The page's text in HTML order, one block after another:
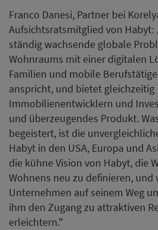
Franco Danesi, Partner bei
Aufsichtsratsmitglied von Habyt:
ständig wachsende globale
Wohnraums mit einer digitalen
Familien und mobile
anspricht, und bietet gleichzeitig
Immobilienentwicklern und
und überzeugendes Produkt.
begeistert, ist die
Habyt in den USA, Europa und
die kühne Vision von Habyt, die
Wohnens neu zu definieren, und
Unternehmen auf seinem Weg
ihm den Zugang zu attraktiven
erleichtern."